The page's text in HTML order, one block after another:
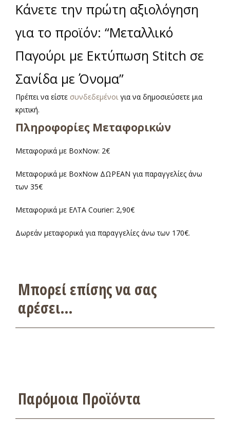
Κάνετε την πρώτη αξιολόγηση
για το προϊόν: “Μεταλλικό
Παγούρι με Εκτύπωση Stitch σε
Σανίδα με Όνομα”
Πρέπει να είστε συνδεδεμένοιγια να δημοσιεύσετε μια
κριτική.
Πληροφορίες Μεταφορικών
Μεταφορικά με BoxNow: 2€
Μεταφορικά με BoxNow ΔΩΡΕΑΝ για παραγγελίες άνω
των 35€
Μεταφορικά με ΕΛΤΑ Courier: 2,90€
Δωρεάν μεταφορικά για παραγγελίες άνω των 170€.
Μπορεί επίσης να σας
αρέσει…
Παρόμοια Προϊόντα